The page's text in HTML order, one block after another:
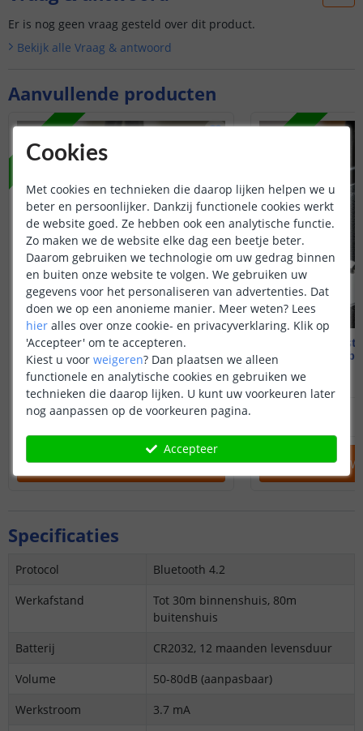
Aanvullende producten
NIEUW
Anti-lost Finder Zwart
Compatibel met Apple
OP VOORRAAD 14,95
IN WINKELWAGEN
Anti-lost
IN
Er is nog geen vraag gesteld over dit product.
Bekijk alle Vraag & antwoord
Specificaties
Protocol
Bluetooth 4.2
Werkafstand
Tot 30m binnenshuis, 80m
buitenshuis
Batterij
CR2032, 12 maanden levensduur
Volume
50-80dB (aanpasbaar)
Werkstroom
3.7 mA
Cookies
Met cookies en technieken die daarop lijken helpen we u
beter en persoonlijker. Dankzij functionele cookies werkt
de website goed. Ze hebben ook een analytische functie.
Zo maken we de website elke dag een beetje beter.
Daarom gebruiken we technologie om uw gedrag binnen
en buiten onze website te volgen. We gebruiken uw
gegevens voor het personaliseren van advertenties. Dat
doen we op een anonieme manier. Meer weten? Lees
hier alles over onze cookie- en privacyverklaring. Klik op
'Accepteer' om te accepteren.
Kiest u voor weigeren? Dan plaatsen we alleen
functionele en analytische cookies en gebruiken we
technieken die daarop lijken. U kunt uw voorkeuren later
nog aanpassen op de voorkeuren pagina.
Accepteer